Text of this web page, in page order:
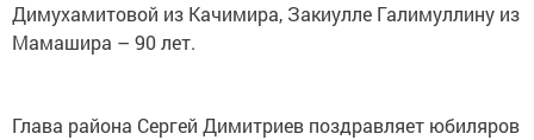
Димухамитовой из Качимира, Закиулле Галимуллину из
Мамашира – 90 лет.
Глава района Сергей Димитриев поздравляет юбиляров